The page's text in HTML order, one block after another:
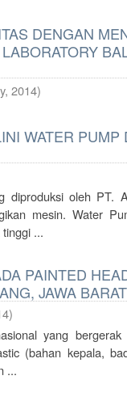
DENGAN
, 2014)
WATER
diproduksi oleh PT.
mesin. Water
...
PAINTED
JAWA BARAT
)
yang
(bahan kepala,
...